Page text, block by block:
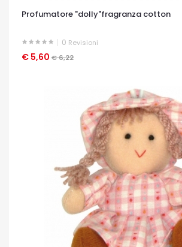
Profumatore "dolly"fragranza cotton
0 Revisioni
€ 5,60 € 6,22
OCCHIATA VELOCE